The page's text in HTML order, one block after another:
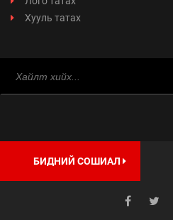
Хууль татах
БИДНИЙ СОШИАЛ